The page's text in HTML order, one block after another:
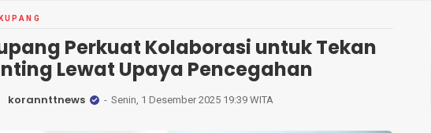
Perkuat Kolaborasi untuk Tekan
Lewat Upaya Pencegahan
korannttnews Senin, 1 Desember 2025 19:39 WITA